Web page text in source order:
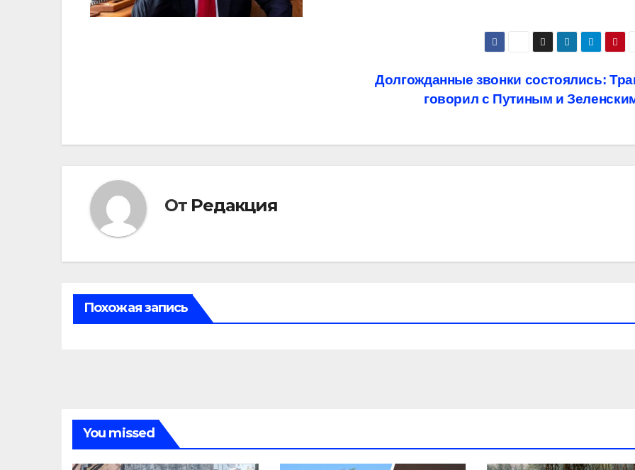
записям
Долгожданные звонки состоялись:
говорил с Путиным и
От Редакция
Похожая запись
You missed